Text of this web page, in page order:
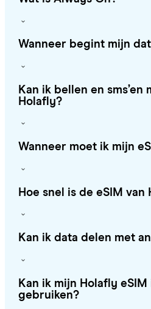
Wanneer begint mijn
Kan ik bellen en sms’en
Holafly?
Wanneer moet ik mijn
Hoe snel is de eSIM van
Kan ik data delen met
Kan ik mijn Holafly
gebruiken?